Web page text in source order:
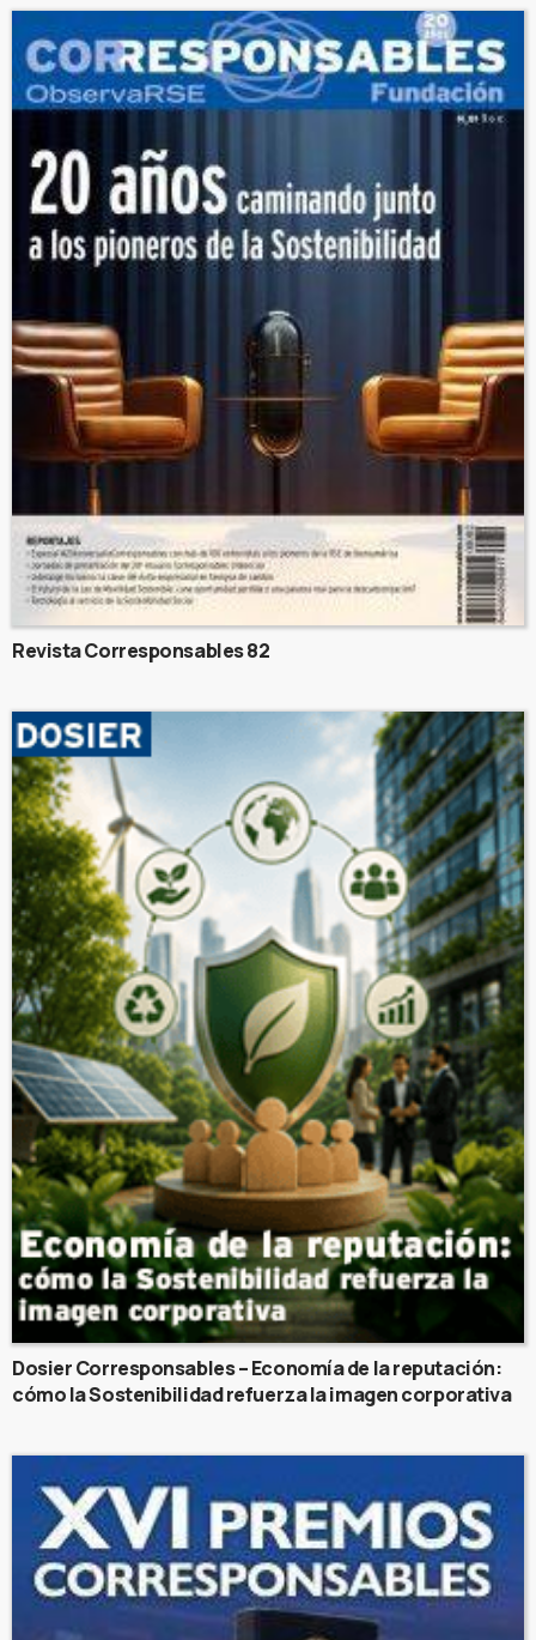
Revista Corresponsables 82
Dosier Corresponsables – Economía de la reputación:
cómo la Sostenibilidad refuerza la imagen corporativa